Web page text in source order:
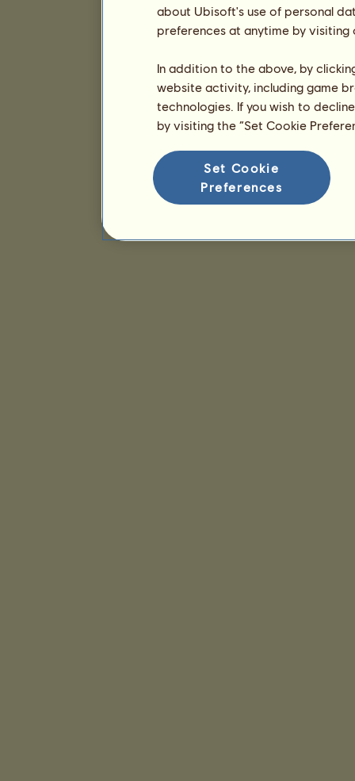
about Ubisoft's use of personal
preferences at anytime by
In addition to the above, by
website activity, including game
technologies. If you wish to
by visiting the “Set Cookie
Set Cookie
Preferences